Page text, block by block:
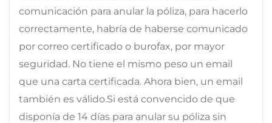
comunicación para anular la póliza, para hacerlo
correctamente, habría de haberse comunicado
por correo certificado o burofax, por mayor
seguridad. No tiene el mismo peso un email
que una carta certificada. Ahora bien, un email
también es válido.Si está convencido de que
disponía de 14 días para anular su póliza sin